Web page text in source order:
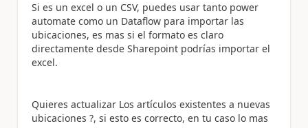
Si es un excel o un CSV, puedes usar tanto power
automate como un Dataflow para importar las
ubicaciones, es mas si el formato es claro
directamente desde Sharepoint podrías importar el
excel.
Quieres actualizar Los artículos existentes a nuevas
ubicaciones ?, si esto es correcto, en tu caso lo mas